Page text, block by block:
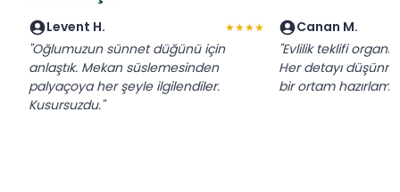
Levent H. ★★★★
"Oğlumuzun sünnet düğünü için
anlaştık. Mekan süslemesinden
palyaçoya her şeyle ilgilendiler.
Kusursuzdu."
Canan M.
"Evlilik teklifi
Her detayı
bir ortam